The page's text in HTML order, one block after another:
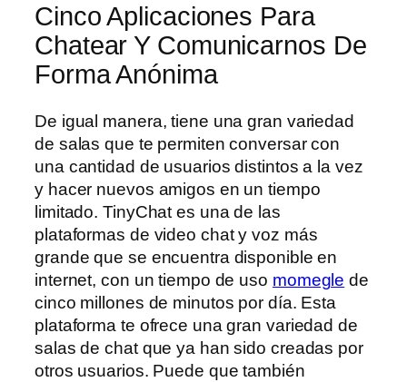
Cinco Aplicaciones Para
Chatear Y Comunicarnos De
Forma Anónima
De igual manera, tiene una gran variedad
de salas que te permiten conversar con
una cantidad de usuarios distintos a la vez
y hacer nuevos amigos en un tiempo
limitado. TinyChat es una de las
plataformas de video chat y voz más
grande que se encuentra disponible en
internet, con un tiempo de uso momegle de
cinco millones de minutos por día. Esta
plataforma te ofrece una gran variedad de
salas de chat que ya han sido creadas por
otros usuarios. Puede que también